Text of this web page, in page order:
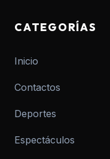
CATEGORÍAS
Inicio
Contactos
Deportes
Espectáculos